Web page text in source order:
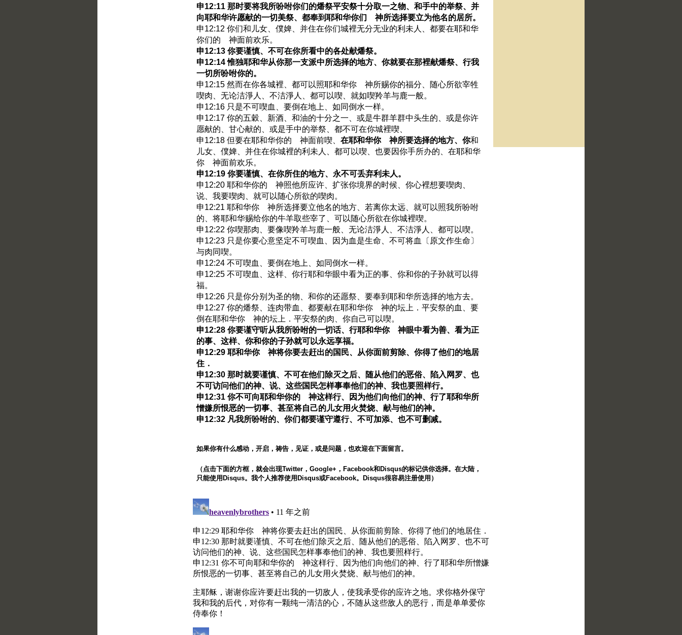
申12:11 那时要将我所吩咐你们的燔祭平安祭十分取一之物、和手中的举祭、并
向耶和华许愿献的一切美祭、都奉到耶和华你们 神所选择要立为他名的居所。
申12:12 你们和儿女、僕婢、并住在你们城裡无分无业的利未人、都要在耶和华
你们的 神面前欢乐。
申12:13 你要谨慎、不可在你所看中的各处献燔祭。
申12:14 惟独耶和华从你那一支派中所选择的地方、你就要在那裡献燔祭、行我
一切所吩咐你的。
申12:15 然而在你各城裡、都可以照耶和华你 神所赐你的福分、随心所欲宰牲
喫肉、无论洁淨人、不洁淨人、都可以喫、就如喫羚羊与鹿一般。
申12:16 只是不可喫血、要倒在地上、如同倒水一样。
申12:17 你的五穀、新酒、和油的十分之一、或是牛群羊群中头生的、或是你许
愿献的、甘心献的、或是手中的举祭、都不可在你城裡喫、
申12:18 但要在耶和华你的 神面前喫、 在耶和华你 神所要选择的地方、你和
儿女、僕婢、并住在你城裡的利未人、都可以喫、也要因你手所办的、在耶和华
你 神面前欢乐。
申12:19 你要谨慎、在你所住的地方、永不可丢弃利未人。
申12:20 耶和华你的 神照他所应许、扩张你境界的时候、你心裡想要喫肉、
说、我要喫肉、就可以随心所欲的喫肉。
申12:21 耶和华你 神所选择要立他名的地方、若离你太远、就可以照我所吩咐
的、将耶和华赐给你的牛羊取些宰了、可以随心所欲在你城裡喫。
申12:22 你喫那肉、要像喫羚羊与鹿一般、无论洁淨人、不洁淨人、都可以喫。
申12:23 只是你要心意坚定不可喫血、因为血是生命、不可将血〔原文作生命〕
与肉同喫。
申12:24 不可喫血、要倒在地上、如同倒水一样。
申12:25 不可喫血、这样、你行耶和华眼中看为正的事、你和你的子孙就可以得
福。
申12:26 只是你分别为圣的物、和你的还愿祭、要奉到耶和华所选择的地方去。
申12:27 你的燔祭、连肉带血、都要献在耶和华你 神的坛上．平安祭的血、要
倒在耶和华你 神的坛上．平安祭的肉、你自己可以喫。
申12:28 你要谨守听从我所吩咐的一切话、行耶和华你 神眼中看为善、看为正
的事、这样、你和你的子孙就可以永远享福。
申12:29 耶和华你 神将你要去赶出的国民、从你面前剪除、你得了他们的地居
住．
申12:30 那时就要谨慎、不可在他们除灭之后、随从他们的恶俗、陷入网罗、也
不可访问他们的神、说、这些国民怎样事奉他们的神、我也要照样行。
申12:31 你不可向耶和华你的 神这样行、因为他们向他们的神、行了耶和华所
憎嫌所恨恶的一切事、甚至将自己的儿女用火焚烧、献与他们的神。
申12:32 凡我所吩咐的、你们都要谨守遵行、不可加添、也不可删减。
如果你有什么感动，开启，祷告，见证，或是问题，也欢迎在下面留言。
（点击下面的方框，就会出现Twitter，Google+，Facebook和Disqus的标记供你选择。在大陆，
只能使用Disqus。我个人推荐使用Disqus或Facebook。Disqus很容易注册使用）